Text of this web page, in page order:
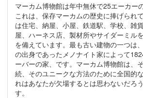
マーカム博物館は年中無休で25エーカー
これは、保存マーカムの歴史に捧げられ
は住宅、納屋、小屋、鉄道駅、学校、雑
屋、ハーネス店、製材所やサイダーミル
を備えています。最も古い建物の一つは
の出身であった​​メノナイト家によって
ーバーの家、です。マーカム博物館は、
続、そのユニークな方法のために全国的
れはあなたが欠場するとは思わないだろ
す。